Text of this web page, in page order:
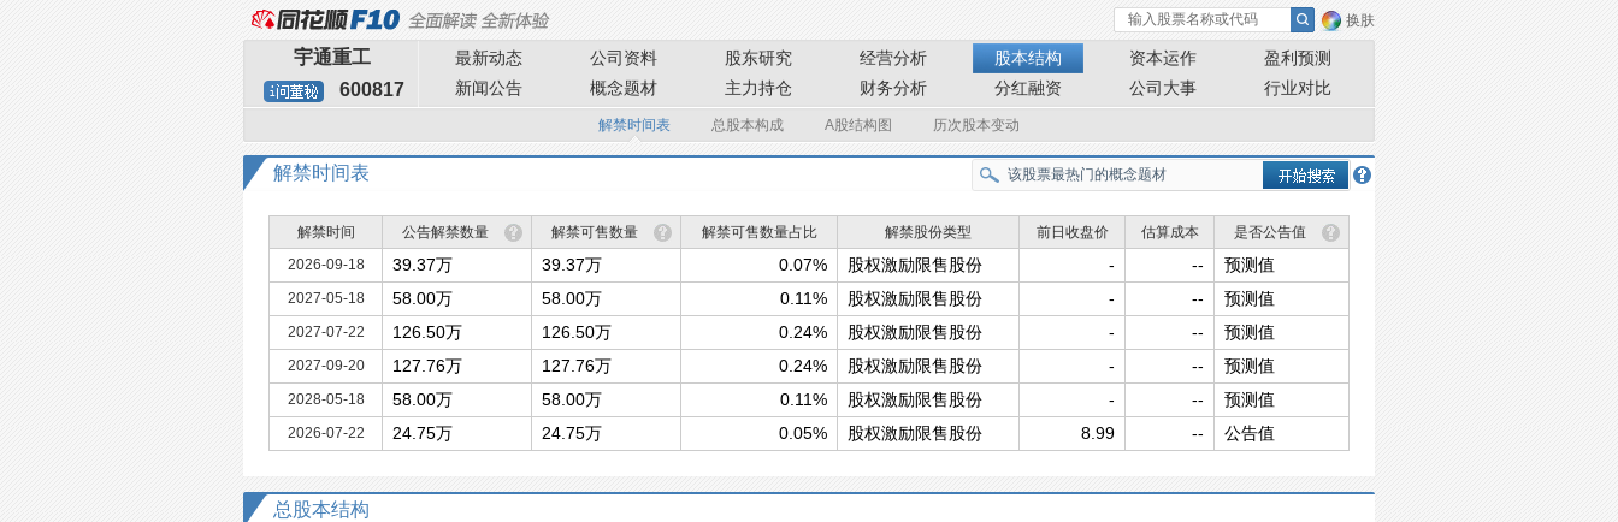
换肤
宇通重工
600817
最新动态 公司资料 股东研究 经营分析 股本结构 资本运作
盈利预测
新闻公告
概念题材 主力持仓 财务分析 分红融资 公司大事 行业对比
解禁时间表 总股本构成 A股结构图 历次股本变动
解禁时间表
解禁时间 公告解禁数量 解禁可售数量 解禁可售数量占比 解禁股份类型 前日收盘价 估算成本
是否公告值
2026-09-18
39.37万 39.37万 0.07% 股权激励限售股份 - -- 预测值
2027-05-18 58.00万 58.00万 0.11% 股权激励限售股份 - -- 预测值
2027-07-22 126.50万 126.50万 0.24% 股权激励限售股份 - -- 预测值
2027-09-20 127.76万 127.76万 0.24% 股权激励限售股份 - -- 预测值
2028-05-18 58.00万 58.00万 0.11% 股权激励限售股份 - -- 预测值
2026-07-22 24.75万 24.75万 0.05% 股权激励限售股份 8.99 -- 公告值
总股本结构